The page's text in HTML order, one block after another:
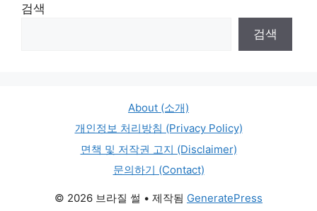
검색
검색
About (소개)
개인정보 처리방침 (Privacy Policy)
면책 및 저작권 고지 (Disclaimer)
문의하기 (Contact)
© 2026 브라질 썰 • 제작됨 GeneratePress